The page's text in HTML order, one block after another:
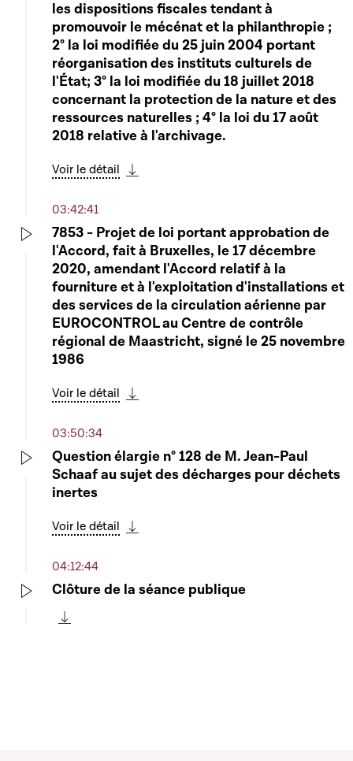
les dispositions fiscales tendant à
promouvoir le mécénat et la philanthropie ;
2° la loi modifiée du 25 juin 2004 portant
réorganisation des instituts culturels de
l'État; 3° la loi modifiée du 18 juillet 2018
concernant la protection de la nature et des
ressources naturelles ; 4° la loi du 17 août
2018 relative à l'archivage.
Voir le détail
03:42:41
7853 - Projet de loi portant approbation de
l'Accord, fait à Bruxelles, le 17 décembre
2020, amendant l'Accord relatif à la
fourniture et à l'exploitation d'installations et
des services de la circulation aérienne par
EUROCONTROL au Centre de contrôle
régional de Maastricht, signé le 25 novembre
1986
Voir le détail
03:50:34
Question élargie n° 128 de M. Jean-Paul
Schaaf au sujet des décharges pour déchets
inertes
Voir le détail
04:12:44
Clôture de la séance publique